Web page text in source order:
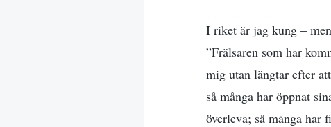
I riket är jag kung –
”Frälsaren som har
mig utan längtar efter
så många har öppnat
överleva; så många har